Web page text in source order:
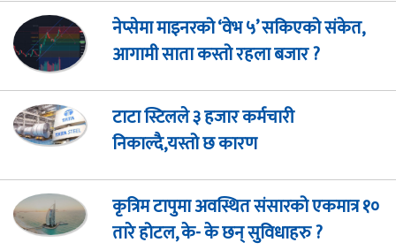
नेप्सेमा माइनरको ‘वेभ ५’ सकिएको संकेत,
आगामी साता कस्तो रहला बजार ?
टाटा स्टिलले ३ हजार कर्मचारी
निकाल्दै,यस्तो छ कारण
कृत्रिम टापुमा अवस्थित संसारको एकमात्र १०
तारे होटल, के- के छन् सुविधाहरु ?